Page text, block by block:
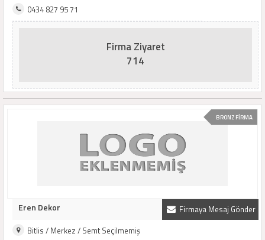
0434 827 95 71
Firma Ziyaret
714
BRONZ FİRMA
Firmaya Mesaj Gönder
Eren Dekor
Bitlis / Merkez / Semt Seçilmemiş